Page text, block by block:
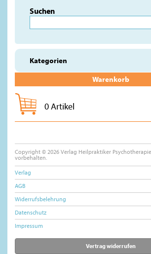
Suchen
Kategorien
Warenkorb
0 Artikel
Copyright © 2026 Verlag Heilpraktiker
vorbehalten.
Verlag
AGB
Widerrufsbelehrung
Datenschutz
Impressum
Vertrag widerrufen